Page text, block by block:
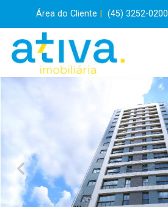
Área do Cliente (45) 3252-0200